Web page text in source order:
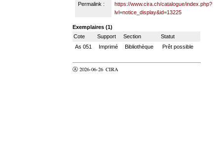
Permalink :
https://www.cira.ch/catalogue/index.php?
lvl=notice_display&id=13225
Exemplaires (1)
Cote
Support Section
Statut
As 051
Imprimé Bibliothèque Prêt possible
Ⓐ 2026-06-26 CIRA